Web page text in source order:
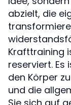
abzielt, die
Krafttraining
reserviert. Es
den Körper
und die